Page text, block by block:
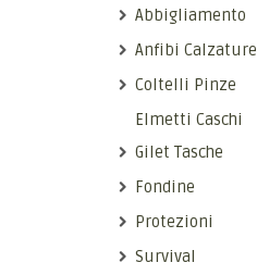
Abbigliamento
Anfibi Calzature
Coltelli Pinze
Elmetti Caschi
Gilet Tasche
Fondine
Protezioni
Survival